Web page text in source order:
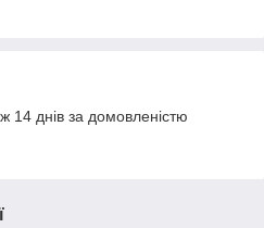
14 днів за домовленістю